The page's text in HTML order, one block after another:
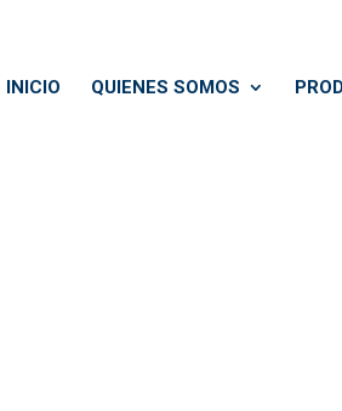
INICIO QUIENES SOMOS